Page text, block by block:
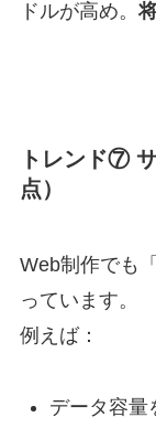
ドルが高め。
トレンド⑦
点）
Web制作でも
っています。
例えば：
データ容量